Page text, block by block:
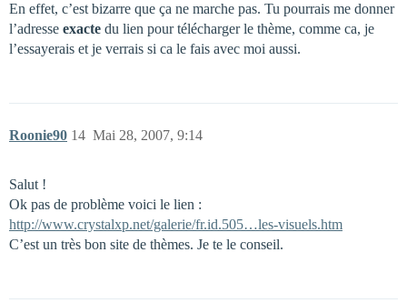
En effet, c’est bizarre que ça ne marche pas. Tu pourrais me donner
l’adresse exacte du lien pour télécharger le thème, comme ca, je
l’essayerais et je verrais si ca le fais avec moi aussi.
Roonie90 Mai 28, 2007, 9:14
14
Salut !
Ok pas de problème voici le lien :
http://www.crystalxp.net/galerie/fr.id.505…les-visuels.htm
C’est un très bon site de thèmes. Je te le conseil.